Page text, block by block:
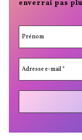
enverrai pas